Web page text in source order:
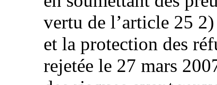
vertu de l’article 25
et la protection des
rejetée le 27 mars